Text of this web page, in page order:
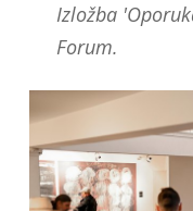
Izložba
Forum.